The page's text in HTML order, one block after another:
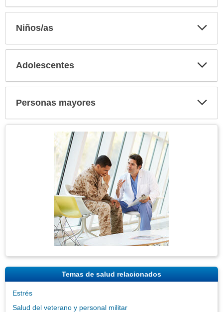
Niños/as
Adolescentes
Personas mayores
Temas de salud relacionados
Estrés
Salud del veterano y personal militar